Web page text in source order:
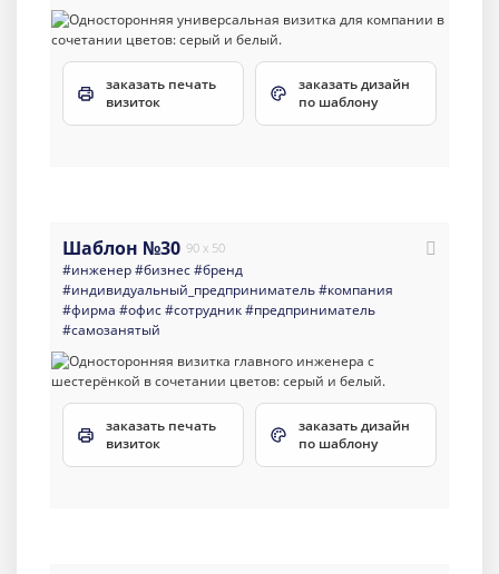
заказать печать
визиток
заказать дизайн
по шаблону
Шаблон №30 90 x 50
#инженер#бизнес#бренд
#индивидуальный_предприниматель#компания
#фирма #офис#сотрудник#предприниматель
#самозанятый
заказать печать
визиток
заказать дизайн
по шаблону